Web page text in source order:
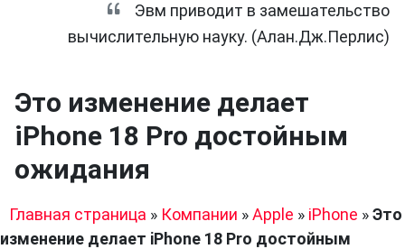
Эвм приводит в замешательство
вычислительную науку. (Алан.Дж.Перлис)
Это изменение делает
iPhone 18 Pro достойным
ожидания
Главная страница » Компании »Apple » iPhone »Это
изменение делает iPhone 18 Pro достойным